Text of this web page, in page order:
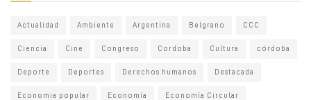
Actualidad Ambiente Argentina Belgrano CCC
Ciencia Cine Congreso Cordoba Cultura córdoba
Deporte Deportes Derechos humanos Destacada
Economia popular Economía Economía Circular